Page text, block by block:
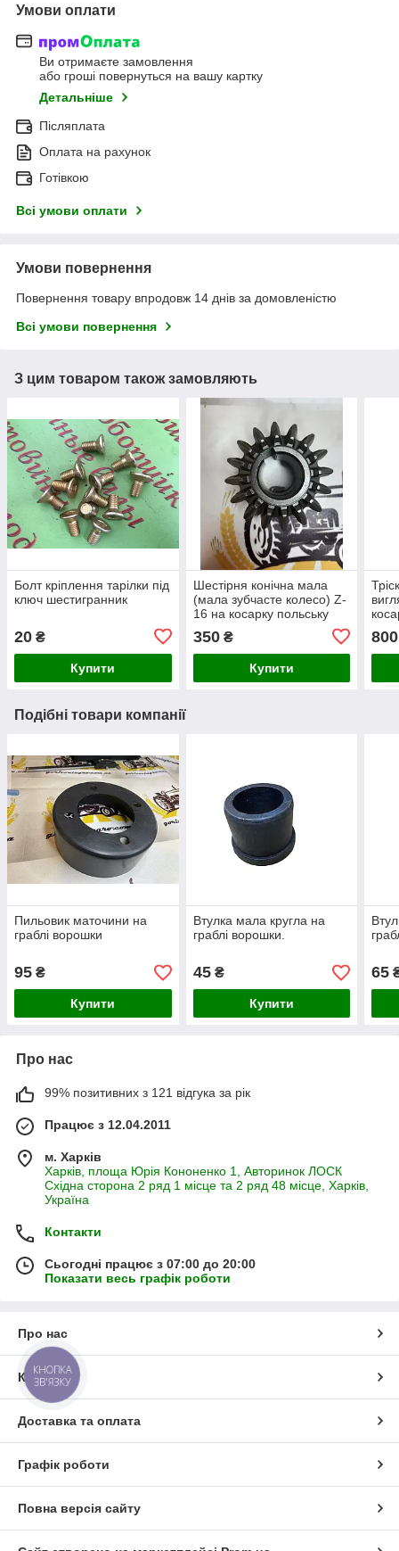
Умови оплати
Ви отримаєте замовлення
або гроші повернуться на вашу картку
Детальніше
Післяплата
Оплата на рахунок
Готівкою
Всі умови оплати
Умови повернення
Повернення товару впродовж 14 днів за домовленістю
Всі умови повернення
З цим товаром також замовляють
Болт кріплення тарілки під
ключ шестигранник
20 ₴
Купити
Шестірня конічна мала
(мала зубчасте колесо) Z-
16 на косарку польську
350₴
Купити
800
Подібні товари компанії
Пильовик маточини на
граблі ворошки
95 ₴
Купити
Втулка мала кругла на
граблі ворошки.
45₴
Купити
65
Про нас
99% позитивних з 121 відгука за рік
Працює з 12.04.2011
м. Харків
Харків, площа Юрія Кононенко 1, Авторинок ЛОСК
Східна сторона 2 ряд 1 місце та 2 ряд 48 місце, Харків,
Україна
Контакти
Сьогодні працює з 07:00 до 20:00
Показати весь графік роботи
Про нас
Контакти
Доставка та оплата
Графік роботи
Повна версія сайту
КНОПКА
ЗВ'ЯЗКУ